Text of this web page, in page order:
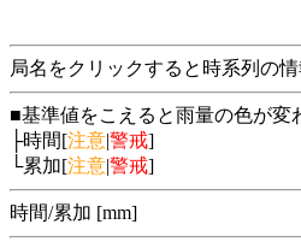
局名をクリックすると時系列の情
■基準値をこえると雨量の色が変
├時間[注意|警戒]
└累加[注意|警戒]
時間/累加 [mm]